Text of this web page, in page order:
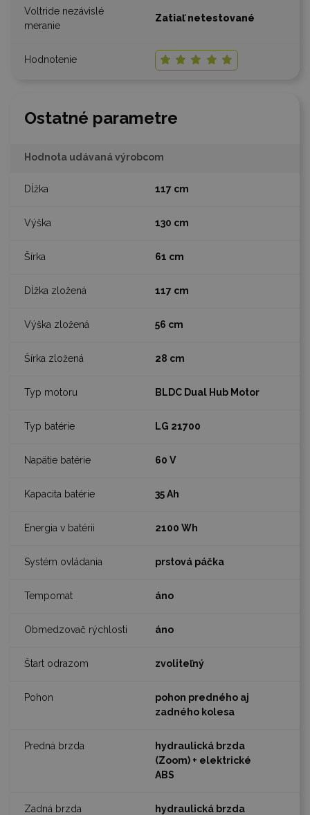
Zatiaľ netestované
Ostatné parametre
Hodnota udávaná výrobcom
117 cm
130 cm
61 cm
117 cm
56 cm
28 cm
BLDC Dual Hub Motor
LG 21700
60 V
35 Ah
2100 Wh
prstová páčka
áno
áno
zvoliteľný
pohon predného aj
zadného kolesa
hydraulická brzda
(Zoom) + elektrické
ABS
hydraulická brzda